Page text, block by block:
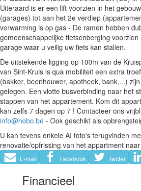
Uiteraard is er een lift voorzien in het
(garages) tot aan het 2e verdiep
verwarming is op gas - De ramen hebben
gemeenschappelijke fietsenberging
garage waar u veilig uw fiets kan stallen.
De uitstekende ligging op 100m van de
van Sint-Kruis is qua mobiliteit een extra
(bakker, beenhouwer, apotheek, bank,...)
gelegen. Een vlotte busverbinding naar het
stappen van het appartement. Kom dit
kan zelfs 7 dagen op 7 ! Contacteer ons
info@hebo.be - Ook geschikt als
U kan tevens enkele AI foto's terugvinden
renovatie/opfrissing van het appartment
E-mail Facebook Twitter
Financieel